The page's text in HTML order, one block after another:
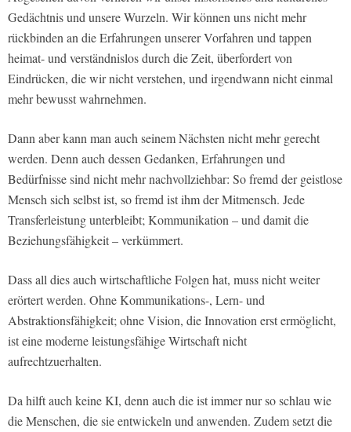
Gedächtnis und unsere Wurzeln. Wir können uns nicht mehr
rückbinden an die Erfahrungen unserer Vorfahren und tappen
heimat- und verständnislos durch die Zeit, überfordert von
Eindrücken, die wir nicht verstehen, und irgendwann nicht einmal
mehr bewusst wahrnehmen.
Dann aber kann man auch seinem Nächsten nicht mehr gerecht
werden. Denn auch dessen Gedanken, Erfahrungen und
Bedürfnisse sind nicht mehr nachvollziehbar: So fremd der geistlose
Mensch sich selbst ist, so fremd ist ihm der Mitmensch. Jede
Transferleistung unterbleibt; Kommunikation – und damit die
Beziehungsfähigkeit – verkümmert.
Dass all dies auch wirtschaftliche Folgen hat, muss nicht weiter
erörtert werden. Ohne Kommunikations-, Lern- und
Abstraktionsfähigkeit; ohne Vision, die Innovation erst ermöglicht,
ist eine moderne leistungsfähige Wirtschaft nicht
aufrechtzuerhalten.
Da hilft auch keine KI, denn auch die ist immer nur so schlau wie
die Menschen, die sie entwickeln und anwenden. Zudem setzt die